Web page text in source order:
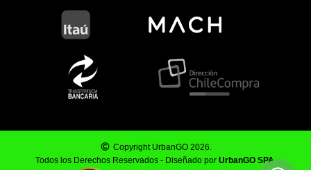
Copyright UrbanGO 2026.
Todos los Derechos Reservados - Diseñado por UrbanGO SPA.